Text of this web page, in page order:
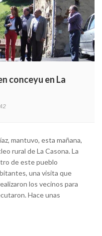
conceyu en La
mantuvo, esta mañana,
rural de La Casona. La
de este pueblo
una visita que
los vecinos para
Hace unas